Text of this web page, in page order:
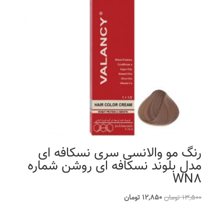
رنگ مو والانسی سری نسکافه ای
مدل بلوند نسکافه ای روشن شماره
WN8
13,500تومانقیمت
12,850 تومانقیمت